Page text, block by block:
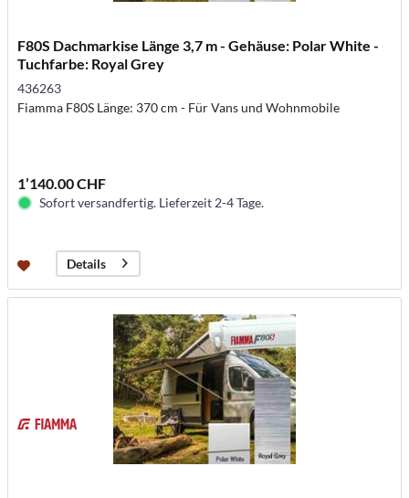
F80S Dachmarkise Länge 3,7 m - Gehäuse: Polar White -
Tuchfarbe: Royal Grey
436263
Fiamma F80S Länge: 370 cm - Für Vans und Wohnmobile
1’140.00 CHF
Sofort versandfertig. Lieferzeit 2-4 Tage.
Details